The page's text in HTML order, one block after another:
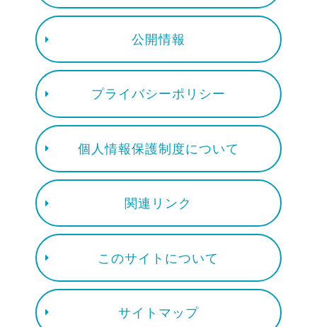
公開情報
プライバシーポリシー
個人情報保護制度について
関連リンク
このサイトについて
サイトマップ